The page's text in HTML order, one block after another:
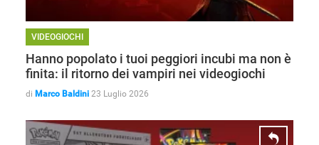
VIDEOGIOCHI
Hanno popolato i tuoi peggiori incubi ma non è
finita: il ritorno dei vampiri nei videogiochi
di Marco Baldini 23 Luglio 2026